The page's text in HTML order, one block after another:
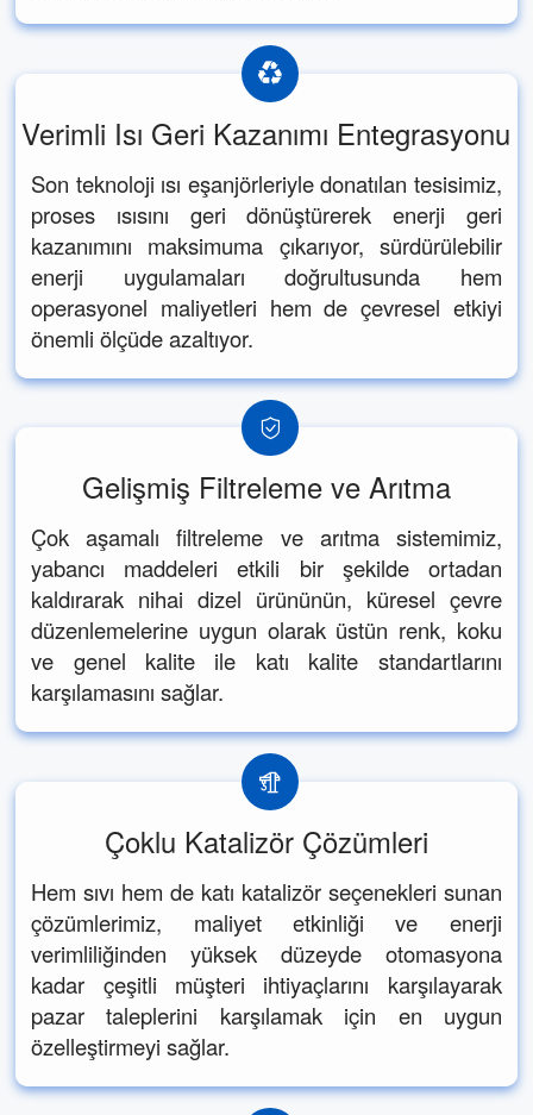
Verimli Isı Geri Kazanımı Entegrasyonu
Son teknoloji ısı eşanjörleriyle donatılan tesisimiz,
proses ısısını geri dönüştürerek enerji geri
kazanımını maksimuma çıkarıyor, sürdürülebilir
enerji uygulamaları doğrultusunda hem
operasyonel maliyetleri hem de çevresel etkiyi
önemli ölçüde azaltıyor.
Gelişmiş Filtreleme ve Arıtma
Çok aşamalı filtreleme ve arıtma sistemimiz,
yabancı maddeleri etkili bir şekilde ortadan
kaldırarak nihai dizel ürününün, küresel çevre
düzenlemelerine uygun olarak üstün renk, koku
ve genel kalite ile katı kalite standartlarını
karşılamasını sağlar.
Çoklu Katalizör Çözümleri
Hem sıvı hem de katı katalizör seçenekleri sunan
çözümlerimiz, maliyet etkinliği ve enerji
verimliliğinden yüksek düzeyde otomasyona
kadar çeşitli müşteri ihtiyaçlarını karşılayarak
pazar taleplerini karşılamak için en uygun
özelleştirmeyi sağlar.